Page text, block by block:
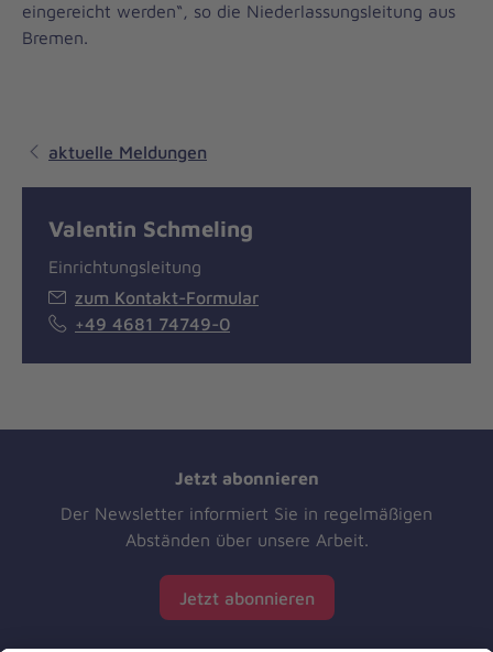
eingereicht werden“, so die Niederlassungsleitung aus
Bremen.
aktuelle Meldungen
Valentin Schmeling
Einrichtungsleitung
zum Kontakt-Formular
+49 4681 74749-0
Jetzt abonnieren
Der Newsletter informiert Sie in regelmäßigen
Abständen über unsere Arbeit.
Jetzt abonnieren